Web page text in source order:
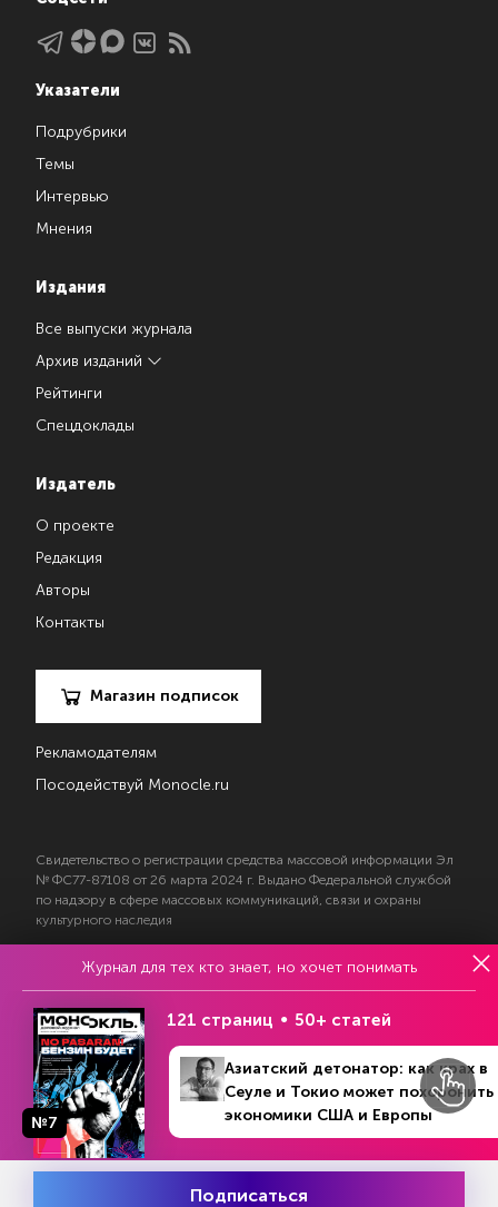
Указатели
Подрубрики
Темы
Интервью
Мнения
Издания
Все выпуски журнала
Архив изданий
Рейтинги
Спецдоклады
Издатель
О проекте
Редакция
Авторы
Контакты
Магазин подписок
Рекламодателям
Посодействуй Monocle.ru
Свидетельство о регистрации средства массовой информации Эл
№ ФС77-87108 от 26 марта 2024 г. Выдано Федеральной службой
по надзору в сфере массовых коммуникаций, связи и охраны
культурного наследия
© 2017—2026 АНО «Творческий коллектив Эксперт»
Политика конфиденциальности
Условия использования материалов
Согласие на обработку персональных данных
На информационном ресурсе применяются
Журнал для тех кто знает, но хочет понимать
№7
121 страниц 50+ статей
Азиатский детонатор: как крах в
Сеуле и Токио может похоронить
экономики США и Европы
Подписаться